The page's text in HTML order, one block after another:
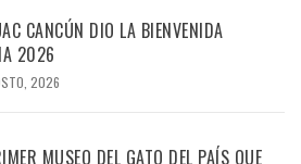
CANCÚN DIO LA BIENVENIDA
2026
2026
MUSEO DEL GATO DEL PAÍS QUE